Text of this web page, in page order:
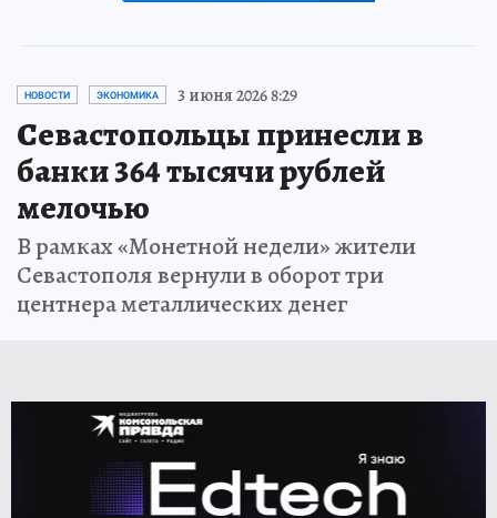
НОВОСТИ ЭКОНОМИКА 3 июня 2026 8:29
Севастопольцы принесли в
банки 364 тысячи рублей
мелочью
В рамках «Монетной недели» жители
Севастополя вернули в оборот три
центнера металлических денег